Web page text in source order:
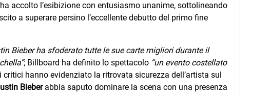
accolto l’esibizione con entusiasmo unanime, sottolineando
a superare persino l’eccellente debutto del primo fine
Bieber ha sfoderato tutte le sue carte migliori durante il
; Billboard ha definito lo spettacolo “un evento costellato
critici hanno evidenziato la ritrovata sicurezza dell’artista sul
Bieberabbia saputo dominare la scena con una presenza